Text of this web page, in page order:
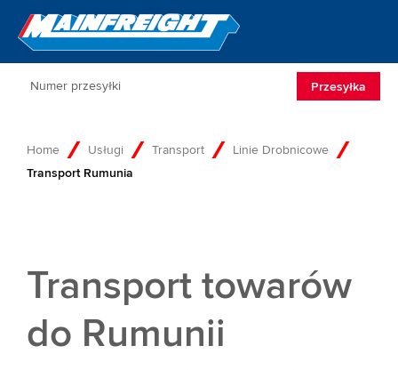
Go to Home
Przesyłka
Home Usługi Transport
Linie Drobnicowe
Transport Rumunia
Transport towarów
do Rumunii